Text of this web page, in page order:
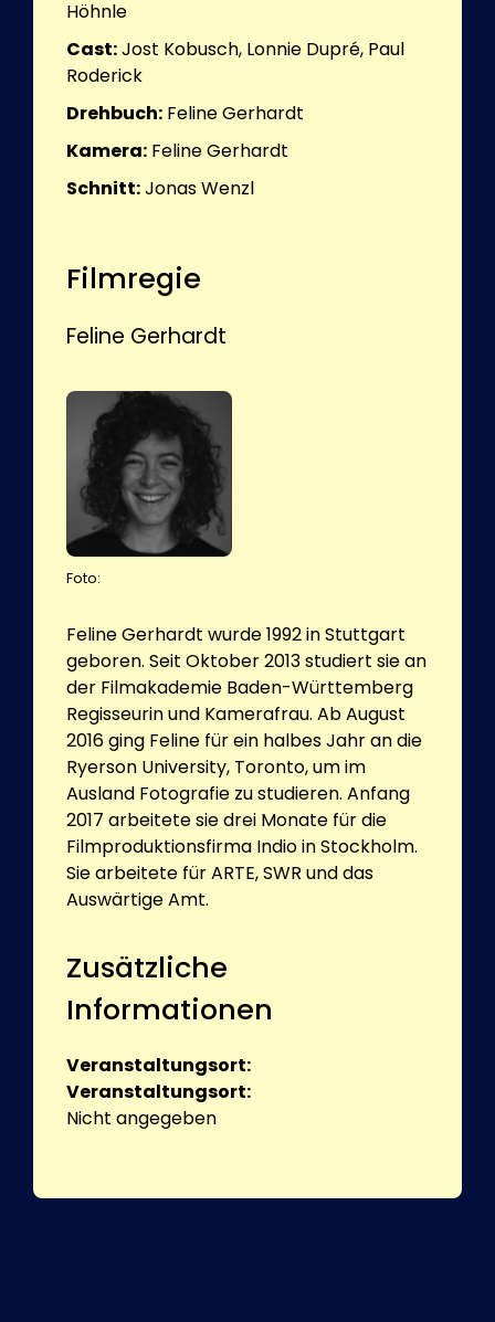
Höhnle
Cast:Jost Kobusch, Lonnie Dupré, Paul
Roderick
Drehbuch: Feline Gerhardt
Kamera: Feline Gerhardt
Schnitt:Jonas Wenzl
Filmregie
Feline Gerhardt
Foto:
Feline Gerhardt wurde 1992 in Stuttgart
geboren. Seit Oktober 2013 studiert sie an
der Filmakademie Baden-Württemberg
Regisseurin und Kamerafrau. Ab August
2016 ging Feline für ein halbes Jahr an die
Ryerson University, Toronto, um im
Ausland Fotografie zu studieren. Anfang
2017 arbeitete sie drei Monate für die
Filmproduktionsfirma Indio in Stockholm.
Sie arbeitete für ARTE, SWR und das
Auswärtige Amt.
Zusätzliche
Informationen
Veranstaltungsort:
Veranstaltungsort:
Nicht angegeben